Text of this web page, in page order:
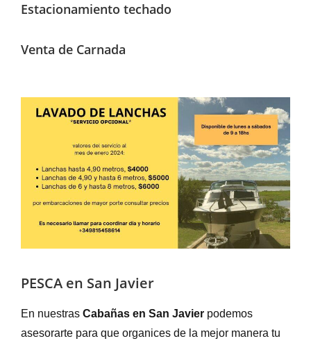
Estacionamiento techado
Venta de Carnada
PESCA en San Javier
En nuestras Cabañas en San Javier podemos
asesorarte para que organices de la mejor manera tu